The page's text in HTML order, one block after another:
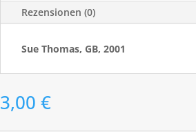
Rezensionen (0)
Sue Thomas, GB, 2001
3,00€